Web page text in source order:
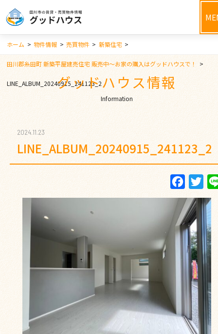
ホーム > 物件情報 > 売買物件 > 新築住宅 >
田川郡糸田町 新築平屋建売住宅 販売中～お家の購入はグッドハウスで！ >
LINE_ALBUM_20240915_241123_2グッドハウス情報
Information
2024.11.23
LINE_ALBUM_20240915_241123_2